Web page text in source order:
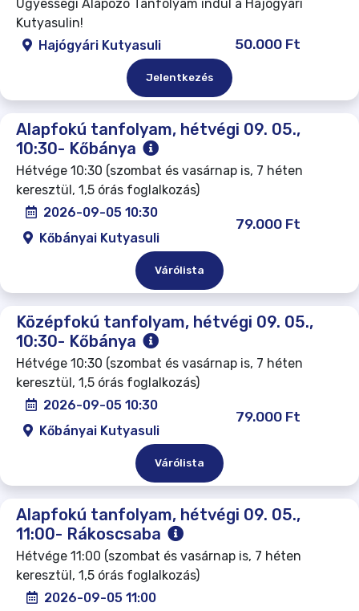
Ügyességi Alapozó Tanfolyam indul a Hajógyári
Kutyasulin!
Hajógyári Kutyasuli
50.000 Ft
Jelentkezés
Alapfokú tanfolyam, hétvégi 09. 05.,
10:30- Kőbánya
Hétvége 10:30 (szombat és vasárnap is, 7 héten
keresztül, 1,5 órás foglalkozás)
2026-09-05 10:30
Kőbányai Kutyasuli
79.000 Ft
Várólista
Középfokú tanfolyam, hétvégi 09. 05.,
10:30- Kőbánya
Hétvége 10:30 (szombat és vasárnap is, 7 héten
keresztül, 1,5 órás foglalkozás)
2026-09-05 10:30
Kőbányai Kutyasuli
79.000 Ft
Várólista
Alapfokú tanfolyam, hétvégi 09. 05.,
11:00- Rákoscsaba
Hétvége 11:00 (szombat és vasárnap is, 7 héten
keresztül, 1,5 órás foglalkozás)
2026-09-05 11:00